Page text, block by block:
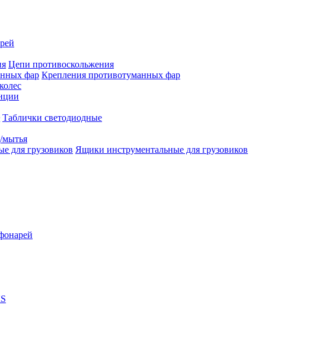
Цепи противоскольжения
Крепления противотуманных фар
Таблички светодиодные
Ящики инструментальные для грузовиков